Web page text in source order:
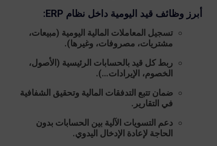
أبرز وظائف قيد اليومية داخل نظام ERP:
تسجيل المعاملات المالية اليومية (مبيعات،
مشتريات، مصروفات، وغيرها).
ربط كل قيد بالحسابات الرئيسية (الأصول،
الخصوم، الإيرادات…).
ضمان تتبع التدفقات المالية وتحقيق الشفافية
في التقارير.
دعم التسويات الآلية بين الحسابات بدون
الحاجة لإعادة الإدخال اليدوي.